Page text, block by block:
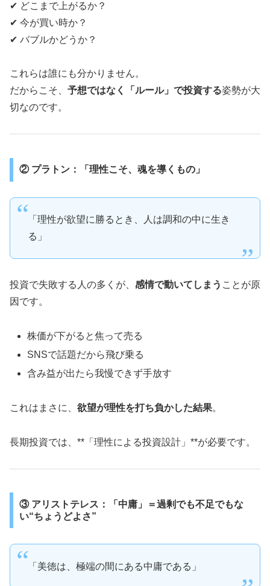
✔︎ どこまで上がるか？
✔︎ 今が買い時か？
✔︎ バブルかどうか？
これらは誰にも分かりません。
だからこそ、 予想ではなく「ルール」で投資する姿勢が大
切なのです。
② プラトン：「理性こそ、魂を導くもの」
「理性が欲望に勝るとき、人は調和の中に生き
る」
投資で失敗する人の多くが、 感情で動いてしまう ことが原
因です。
株価が下がると焦って売る
SNSで話題だから飛び乗る
含み益が出たら我慢できず手放す
これはまさに、 欲望が理性を打ち負かした結果。
長期投資では、**「理性による投資設計」**が必要です。
③ アリストテレス：「中庸」＝過剰でも不足でもな
い“ちょうどよさ”
「美徳は、極端の間にある中庸である」